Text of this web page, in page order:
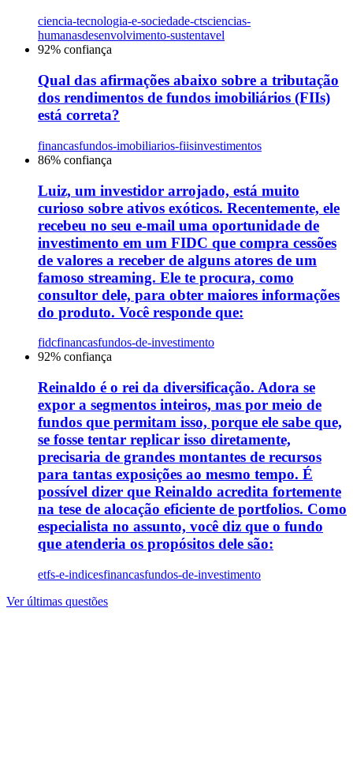
ciencia-tecnologia-e-sociedade-ctsciencias-
humanasdesenvolvimento-sustentavel
92% confiança
Qual das afirmações abaixo sobre a tributação
dos rendimentos de fundos imobiliários (FIIs)
está correta?
financasfundos-imobiliarios-fiisinvestimentos
86% confiança
Luiz, um investidor arrojado, está muito
curioso sobre ativos exóticos. Recentemente, ele
recebeu no seu e-mail uma oportunidade de
investimento em um FIDC que compra cessões
de valores a receber de alguns atores de um
famoso streaming. Ele te procura, como
consultor dele, para obter maiores informações
do produto. Você responde que:
fidcfinancasfundos-de-investimento
92% confiança
Reinaldo é o rei da diversificação. Adora se
expor a segmentos inteiros, mas por meio de
fundos que permitam isso, porque ele sabe que,
se fosse tentar replicar isso diretamente,
precisaria de grandes montantes de recursos
para tantas exposições ao mesmo tempo. É
possível dizer que Reinaldo acredita fortemente
na tese de alocação eficiente de portfolios. Como
especialista no assunto, você diz que o fundo
que atenderia os propósitos dele são:
etfs-e-indicesfinancasfundos-de-investimento
Ver últimas questões